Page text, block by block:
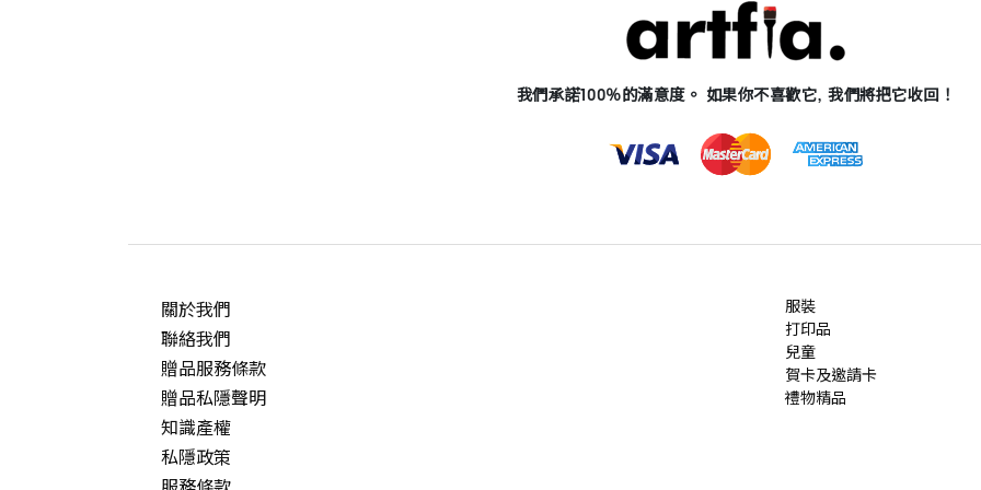
我們承諾100％的滿意度。 如果你不喜歡它, 我們將把它收回！
關於我們
聯絡我們
贈品服務條款
贈品私隱聲明
知識產權
私隱政策
服裝
打印品
兒童
賀卡及邀請卡
禮物精品